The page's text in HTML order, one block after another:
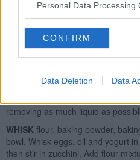
Personal Data Processing
CONFIRM
Data Deletion Data
1/2 cup olive or vegetable oil
1/2 cup plain yogurt
1 cup granulated sugar
Instructions
with parchment.
removing as much liquid as
WHISK flour, baking powder,
bowl. Whisk eggs, oil and yogurt
then stir in zucchini. Add flour